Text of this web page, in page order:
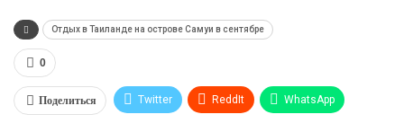
Отдых в Таиланде на острове Самуи в сентябре
0
Поделиться Twitter ReddIt WhatsApp